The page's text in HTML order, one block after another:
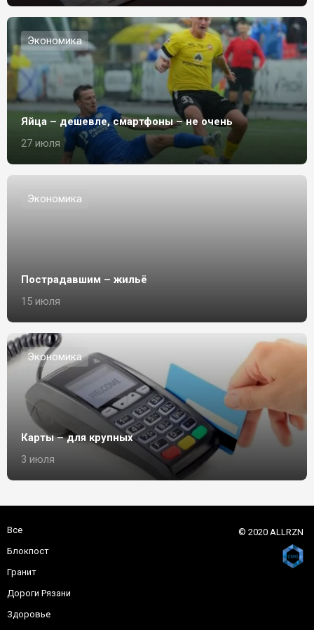
Экономика
Яйца – дешевле, смартфоны – не очень
27 июля
Экономика
Пострадавшим – жильё
15 июля
Экономика
Карты – для крупных
3 июля
Все
Блокпост
Гранит
Дороги Рязани
Здоровье
© 2020 ALLRZN